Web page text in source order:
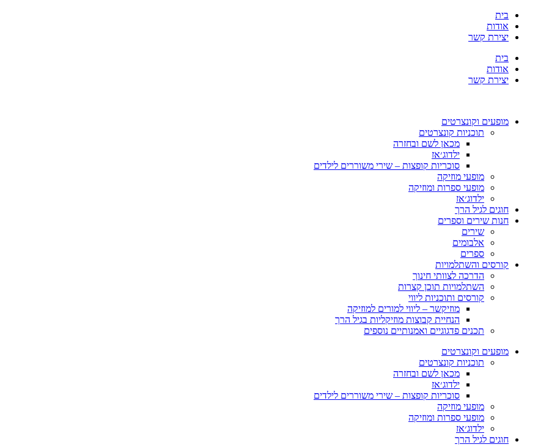
בית
אודות
יצירת קשר
בית
אודות
יצירת קשר
מופעים וקונצרטים
תוכניות קונצרטים
מכאן לשם ובחזרה
ילדוג׳אז
סוכריות קופצות – שירי משוררים לילדים
מופעי מוזיקה
מופעי ספרות ומוזיקה
ילדוג׳אז
חוגים לגיל הרך
חנות שירים וספרים
שירים
אלבומים
ספרים
קורסים והשתלמויות
הדרכה לצוותי חינוך
השתלמויות תוכן קצרות
קורסים ותוכניות ליווי
מוזיקשר – ליווי למורים למוזיקה
הנחיית קבוצות מוזיקליות בגיל הרך
תכנים פדגוגיים ואמנותיים נוספים
מופעים וקונצרטים
תוכניות קונצרטים
מכאן לשם ובחזרה
ילדוג׳אז
סוכריות קופצות – שירי משוררים לילדים
מופעי מוזיקה
מופעי ספרות ומוזיקה
ילדוג׳אז
חוגים לגיל הרך